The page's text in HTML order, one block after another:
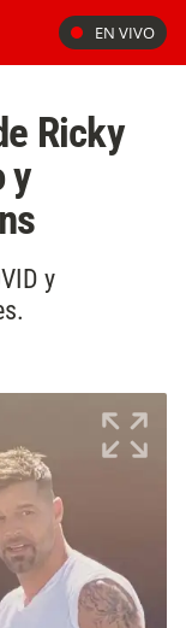
EN VIVO
Ricky
y
y